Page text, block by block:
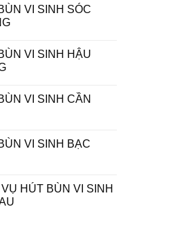
VI SINH SÓC
VI SINH HẬU
VI SINH CẦN
VI SINH BẠC
HÚT BÙN VI SINH